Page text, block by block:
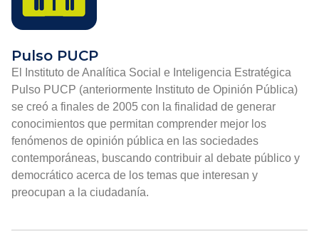
Pulso PUCP
El Instituto de Analítica Social e Inteligencia Estratégica
Pulso PUCP (anteriormente Instituto de Opinión Pública)
se creó a finales de 2005 con la finalidad de generar
conocimientos que permitan comprender mejor los
fenómenos de opinión pública en las sociedades
contemporáneas, buscando contribuir al debate público y
democrático acerca de los temas que interesan y
preocupan a la ciudadanía.